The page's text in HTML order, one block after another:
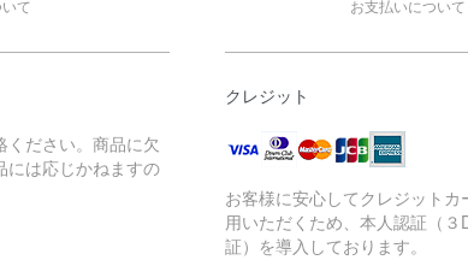
て
ださい。商品に欠
には応じかねますの
お支払いについて
クレジット
お客様に安心してクレジットカ
用いただくため、本人認証（３
証）を導入しております。